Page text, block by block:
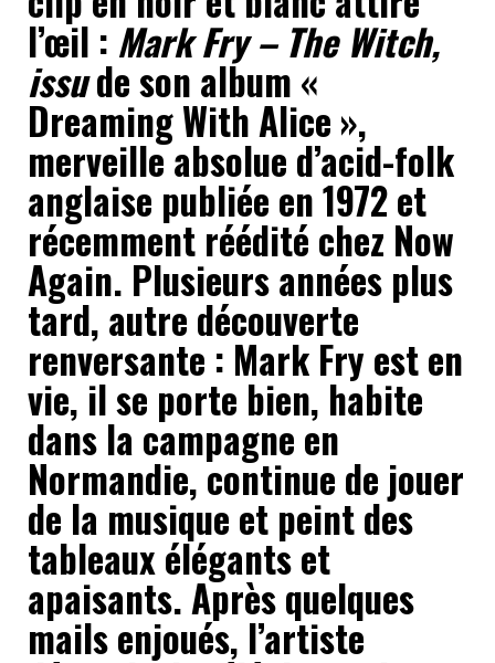
l’œil : Mark Fry – The Witch,
issude son album «
Dreaming With Alice »,
merveille absolue d’acid-folk
anglaise publiée en 1972 et
récemment réédité chez Now
Again. Plusieurs années plus
tard, autre découverte
renversante : Mark Fry est en
vie, il se porte bien, habite
dans la campagne en
Normandie, continue de jouer
de la musique et peint des
tableaux élégants et
apaisants. Après quelques
mails enjoués, l’artiste